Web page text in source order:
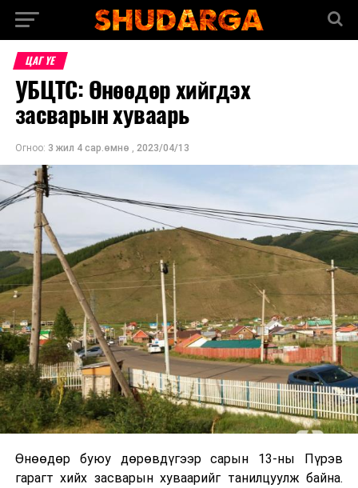
ЦАГ ҮЕ
УБЦТС: Өнөөдөр хийгдэх
засварын хуваарь
Огноо: 3 жил 4 сар.өмнө , 2023/04/13
Өнөөдөр буюу дөрөвдүгээр сарын 13-ны Пүрэв
гарагт хийх засварын хуваарийг танилцуулж байна.